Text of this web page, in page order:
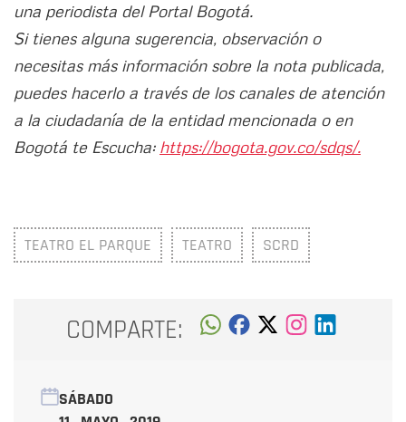
una periodista del Portal Bogotá.
Si tienes alguna sugerencia, observación o
necesitas más información sobre la nota publicada,
puedes hacerlo a través de los canales de atención
a la ciudadanía de la entidad mencionada o en
Bogotá te Escucha: https://bogota.gov.co/sdqs/.
TEATRO EL PARQUE TEATRO SCRD
COMPARTE:
SÁBADO